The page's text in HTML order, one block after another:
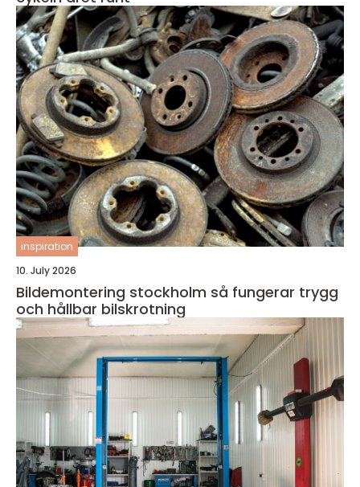
inspiration
10. July 2026
Bildemontering stockholm så fungerar trygg
och hållbar bilskrotning